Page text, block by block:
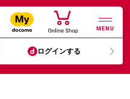
MENU
ログインする